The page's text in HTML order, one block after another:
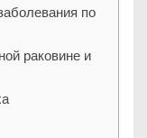
по
раковине и